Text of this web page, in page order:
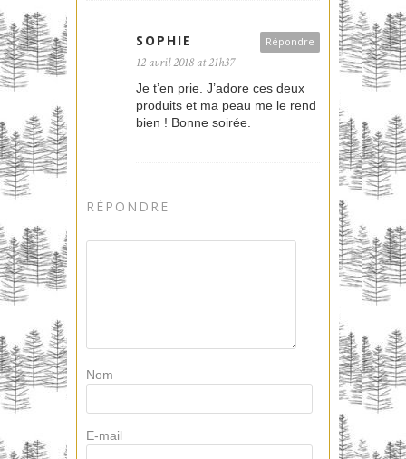
Répondre
SOPHIE
12 avril 2018 at 21h37
Je t’en prie. J’adore ces deux
produits et ma peau me le rend
bien ! Bonne soirée.
RÉPONDRE
Nom
E-mail